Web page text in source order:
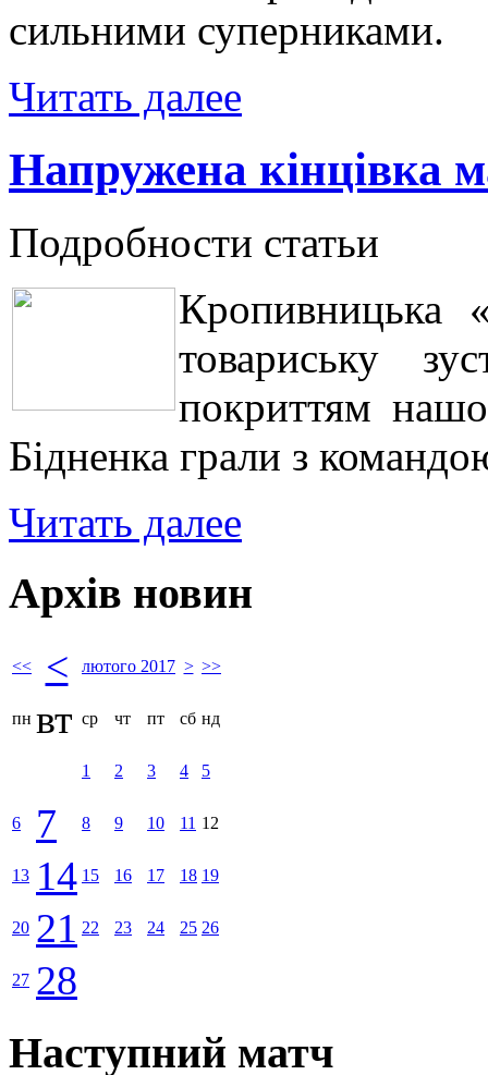
сильними суперниками.
Читать далее
Напружена кінцівка
Подробности статьи
Кропивницька
товариську
покриттям
Бідненка грали з
Читать далее
Архів новин
<< < лютого 2017 > >>
пн вт ср чт пт сб нд
1 2 3 4 5
6 7 8 9 10 11 12
13 14 15 16 17 18 19
20 21 22 23 24 25 26
27 28
Наступний матч